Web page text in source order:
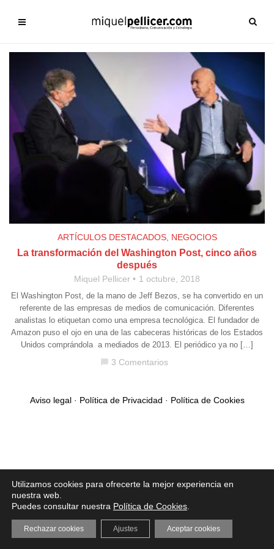
ARTÍCULOS DESTACADOS, NEGOCIOS
La transformación del Washington Post, cinco años
después
Miquel Pellicer 1 octubre, 2018
El Washington Post, de la mano de Jeff Bezos, se ha convertido en un
referente de las empresas de medios de comunicación. Diferentes
analistas lo etiquetan como una empresa tecnológica. El fundador de
Amazon puso el ojo en una de las cabeceras históricas de los Estados
Unidos comprándola a mediados de 2013. El periódico ya no […]
chat_bubble 3 Comentarios
Aviso legal· Política de Privacidad · Política de Cookies
Utilizamos cookies para ofrecerte la mejor experiencia en
nuestra web.
Puedes consultar nuestra Política de Cookies
Aceptar cookies
Rechazar cookies Ajustes